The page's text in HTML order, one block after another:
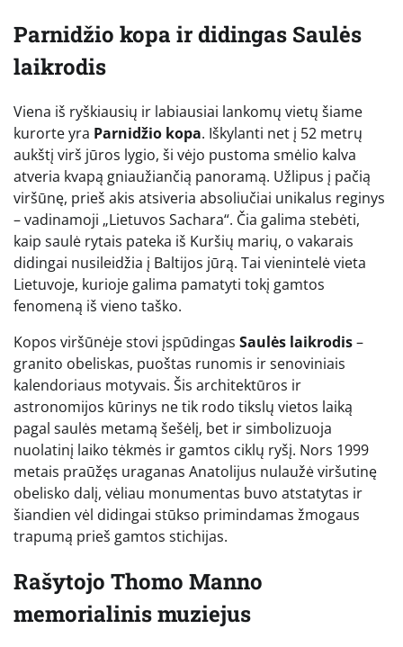
Parnidžio kopa ir didingas Saulės
laikrodis
Viena iš ryškiausių ir labiausiai lankomų vietų šiame
kurorte yra Parnidžio kopa. Iškylanti net į 52 metrų
aukštį virš jūros lygio, ši vėjo pustoma smėlio kalva
atveria kvapą gniaužiančią panoramą. Užlipus į pačią
viršūnę, prieš akis atsiveria absoliučiai unikalus reginys
– vadinamoji „Lietuvos Sachara“. Čia galima stebėti,
kaip saulė rytais pateka iš Kuršių marių, o vakarais
didingai nusileidžia į Baltijos jūrą. Tai vienintelė vieta
Lietuvoje, kurioje galima pamatyti tokį gamtos
fenomeną iš vieno taško.
Kopos viršūnėje stovi įspūdingas Saulės laikrodis–
granito obeliskas, puoštas runomis ir senoviniais
kalendoriaus motyvais. Šis architektūros ir
astronomijos kūrinys ne tik rodo tikslų vietos laiką
pagal saulės metamą šešėlį, bet ir simbolizuoja
nuolatinį laiko tėkmės ir gamtos ciklų ryšį. Nors 1999
metais praūžęs uraganas Anatolijus nulaužė viršutinę
obelisko dalį, vėliau monumentas buvo atstatytas ir
šiandien vėl didingai stūkso primindamas žmogaus
trapumą prieš gamtos stichijas.
Rašytojo Thomo Manno
memorialinis muziejus